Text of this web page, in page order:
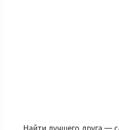
Найти лучшего друга —